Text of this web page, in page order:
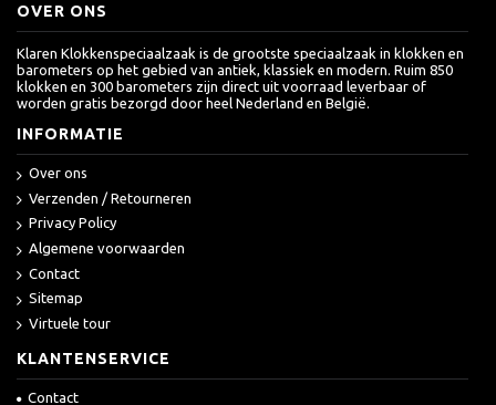
OVER ONS
Klaren Klokkenspeciaalzaak is de grootste speciaalzaak in klokken en
barometers op het gebied van antiek, klassiek en modern. Ruim 850
klokken en 300 barometers zijn direct uit voorraad leverbaar of
worden gratis bezorgd door heel Nederland en België.
INFORMATIE
Over ons
Verzenden / Retourneren
Privacy Policy
Algemene voorwaarden
Contact
Sitemap
Virtuele tour
KLANTENSERVICE
Contact